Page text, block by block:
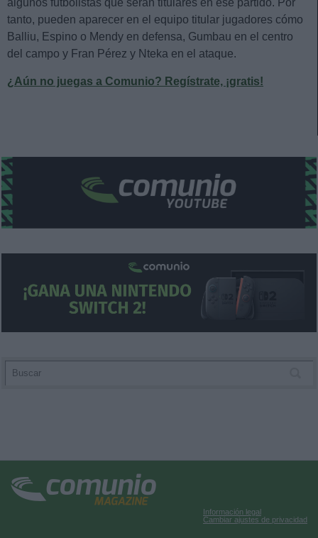
algunos futbolistas que serán titulares en ese partido. Por
tanto, pueden aparecer en el equipo titular jugadores cómo
Balliu, Espino o Mendy en defensa, Gumbau en el centro
del campo y Fran Pérez y Nteka en el ataque.
¿Aún no juegas a Comunio? Regístrate, ¡gratis!
Información legal
Cambiar ajustes de privacidad